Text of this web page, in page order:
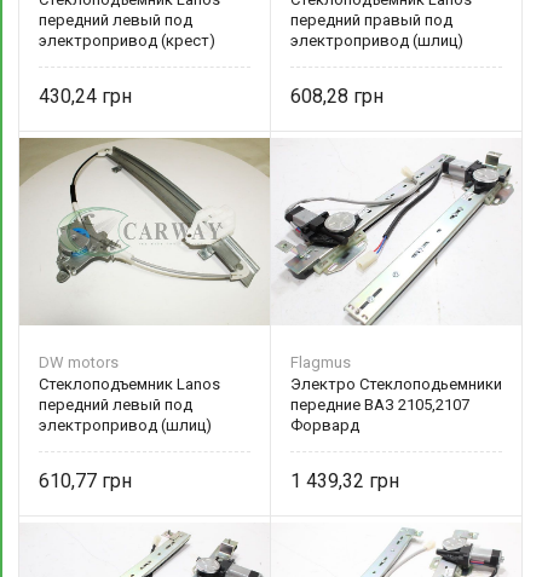
передний левый под
электропривод (крест)
430,24
передний правый под
электропривод (шлиц)
608,28
DW motors
Стеклоподъемник Lanos
передний левый под
электропривод (шлиц)
610,77
Flagmus
Электро Стеклоподьемники
передние ВАЗ 2105,2107
Форвард
1 439,32